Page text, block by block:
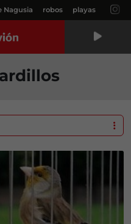
Nagusia robos playas